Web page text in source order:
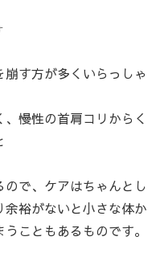
す方が多くいらっしゃ
慢性の首肩コリからく
で、ケアはちゃんとし
裕がないと小さな体か
こともあるものです。